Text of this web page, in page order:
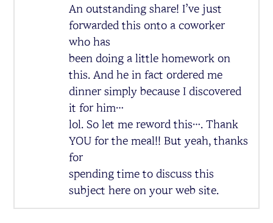
An outstanding share! I’ve just
forwarded this onto a coworker
who has
been doing a little homework on
this. And he in fact ordered me
dinner simply because I discovered
it for him…
lol. So let me reword this…. Thank
YOU for the meal!! But yeah, thanks
for
spending time to discuss this
subject here on your web site.